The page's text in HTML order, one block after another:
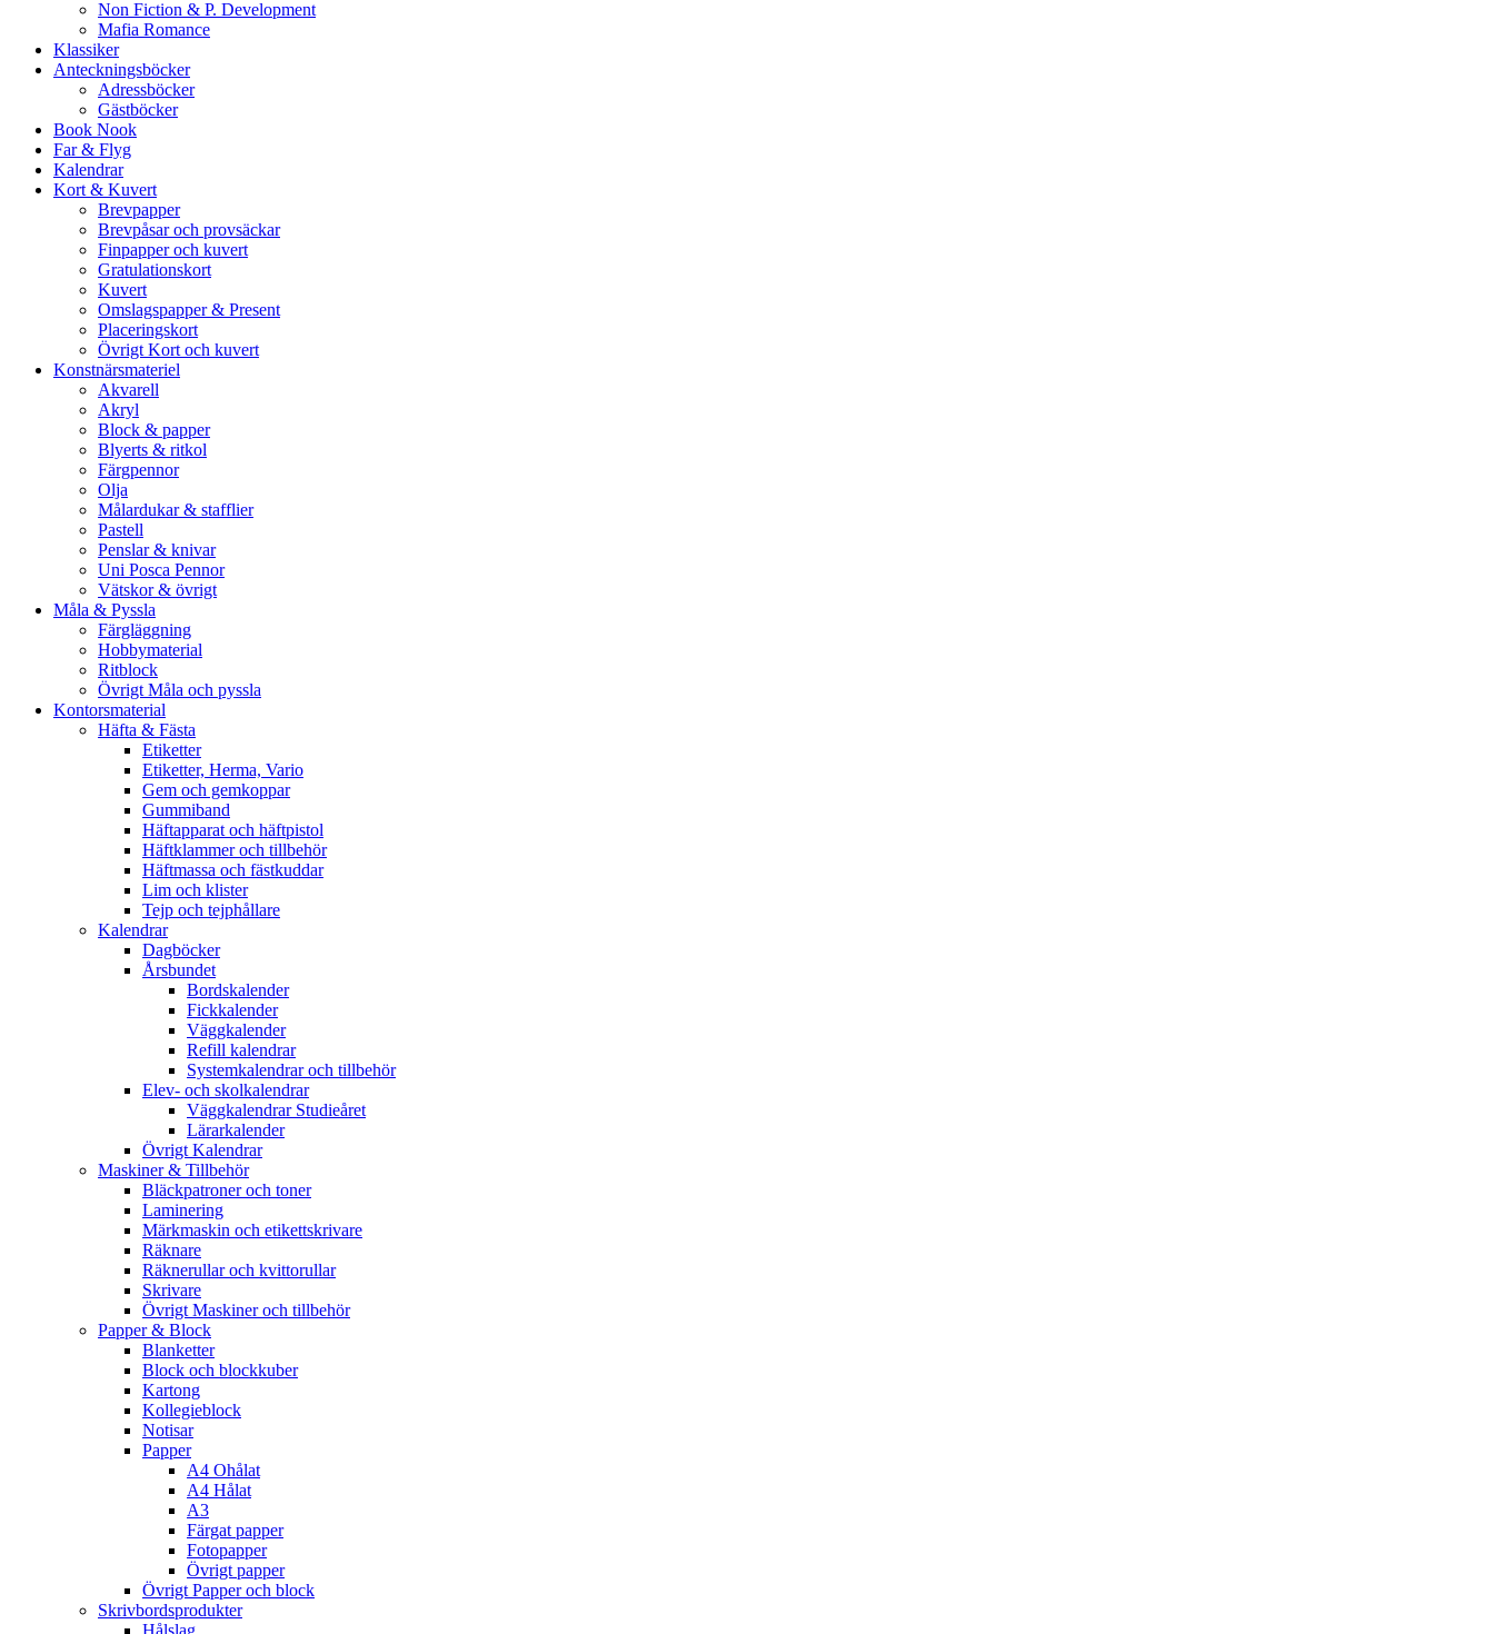
Non Fiction & P. Development
Mafia Romance
Klassiker
Anteckningsböcker
Adressböcker
Gästböcker
Book Nook
Far & Flyg
Kalendrar
Kort & Kuvert
Brevpapper
Brevpåsar och provsäckar
Finpapper och kuvert
Gratulationskort
Kuvert
Omslagspapper & Present
Placeringskort
Övrigt Kort och kuvert
Konstnärsmateriel
Akvarell
Akryl
Block & papper
Blyerts & ritkol
Färgpennor
Olja
Målardukar & stafflier
Pastell
Penslar & knivar
Uni Posca Pennor
Vätskor & övrigt
Måla & Pyssla
Färgläggning
Hobbymaterial
Ritblock
Övrigt Måla och pyssla
Kontorsmaterial
Häfta & Fästa
Etiketter
Etiketter, Herma, Vario
Gem och gemkoppar
Gummiband
Häftapparat och häftpistol
Häftklammer och tillbehör
Häftmassa och fästkuddar
Lim och klister
Tejp och tejphållare
Kalendrar
Dagböcker
Årsbundet
Bordskalender
Fickkalender
Väggkalender
Refill kalendrar
Systemkalendrar och tillbehör
Elev- och skolkalendrar
Väggkalendrar Studieåret
Lärarkalender
Övrigt Kalendrar
Maskiner & Tillbehör
Bläckpatroner och toner
Laminering
Märkmaskin och etikettskrivare
Räknare
Räknerullar och kvittorullar
Skrivare
Övrigt Maskiner och tillbehör
Papper & Block
Blanketter
Block och blockkuber
Kartong
Kollegieblock
Notisar
Papper
A4 Ohålat
A4 Hålat
A3
Färgat papper
Fotopapper
Övrigt papper
Övrigt Papper och block
Skrivbordsprodukter
Hålslag